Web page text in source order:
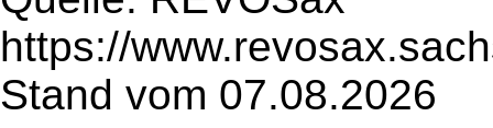
https://
Stand vom 07.08.2026